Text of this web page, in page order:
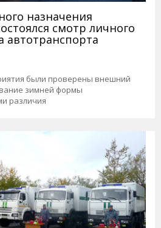
назначения
смотр личного
автотранспорта
были проверены внешний
зимней формы
различия